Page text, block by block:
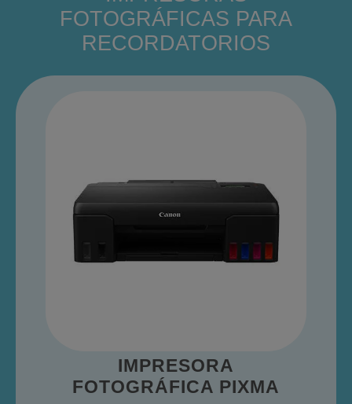
FOTOGRÁFICAS PARA
RECORDATORIOS
IMPRESORA
FOTOGRÁFICA PIXMA